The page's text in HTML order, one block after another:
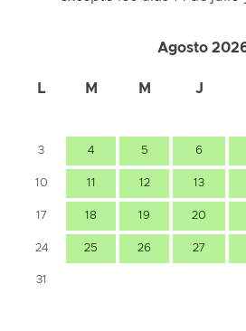
Agosto
L M M J
3 4 5 6
10 11 12 13
17 18 19 20
24 25 26 27
31